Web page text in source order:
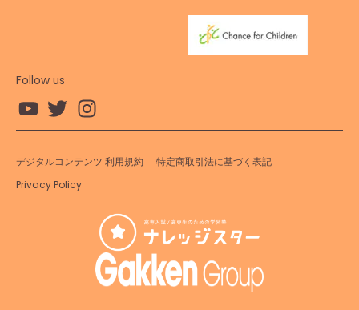
Follow us
デジタルコンテンツ 利用規約
特定商取引法に基づく表記
Privacy Policy